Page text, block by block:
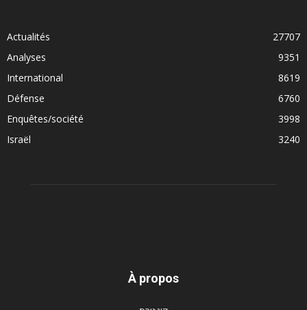
Actualités
27707
Analyses
9351
International
8619
Défense
6760
Enquêtes/société
3998
Israël
3240
À propos